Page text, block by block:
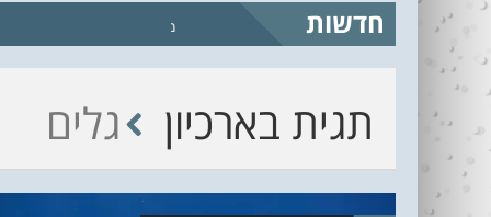
חדשות מצב הים והרוח – תחזית גלים
תגית בארכיון גלים